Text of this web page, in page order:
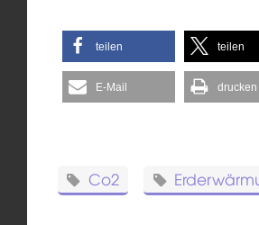
teilen teilen
E-Mail drucken
Co2